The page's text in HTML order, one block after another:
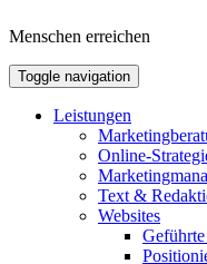
Menschen erreichen
Toggle navigation
Leistungen
Online-
Text &
Websites